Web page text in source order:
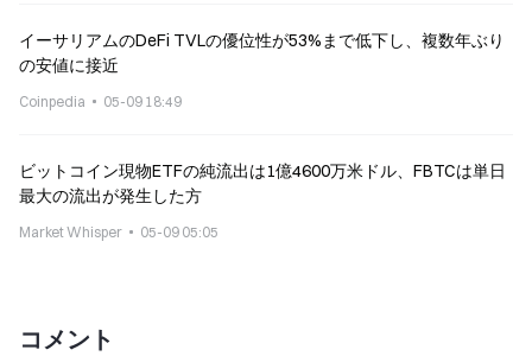
イーサリアムのDeFi TVLの優位性が53%まで低下し、複数年ぶり
の安値に接近
Coinpedia 05-09 18:49
ビットコイン現物ETFの純流出は1億4600万米ドル、FBTCは単日
最大の流出が発生した方
Market Whisper 05-09 05:05
コメント